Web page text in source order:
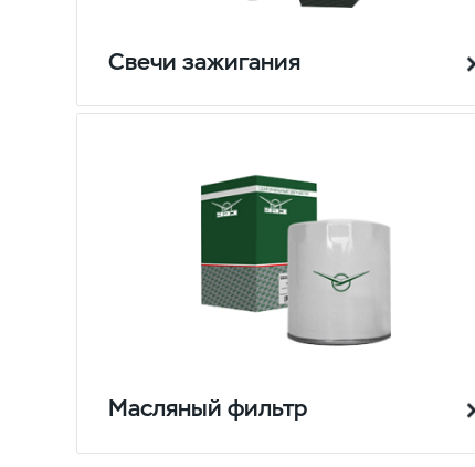
Свечи зажигания
Масляный фильтр